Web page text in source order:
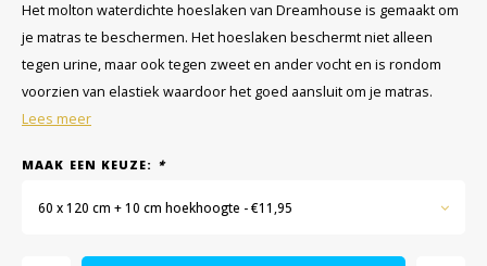
Het molton waterdichte hoeslaken van Dreamhouse is gemaakt om
je matras te beschermen. Het hoeslaken beschermt niet alleen
tegen urine, maar ook tegen zweet en ander vocht en is rondom
voorzien van elastiek waardoor het goed aansluit om je matras.
Lees meer
MAAK EEN KEUZE: *
60 x 120 cm + 10 cm hoekhoogte - €11,95